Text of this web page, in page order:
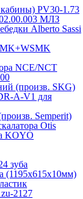
PV30-1.73
МЛЗ
Alberto Sassi
NCE/NCT
(произв. SKG)
A-V1 для
Semperit)
Otis
KOYO
зуба
(1195х615х10мм)
2127